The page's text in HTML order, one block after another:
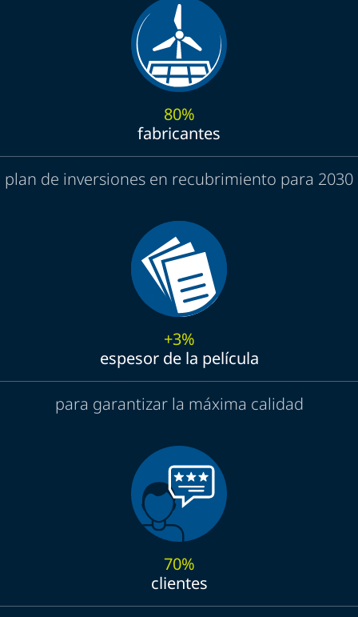
80%
fabricantes
plan de inversiones en recubrimiento para 2030
+3%
espesor de la película
para garantizar la máxima calidad
70%
clientes